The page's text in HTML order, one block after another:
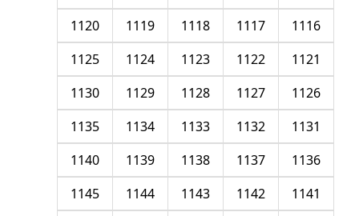
1116
1117
1118
1119
1120
1121
1122
1123
1124
1125
1126
1127
1128
1129
1130
1131
1132
1133
1134
1135
1136
1137
1138
1139
1140
1141
1142
1143
1144
1145